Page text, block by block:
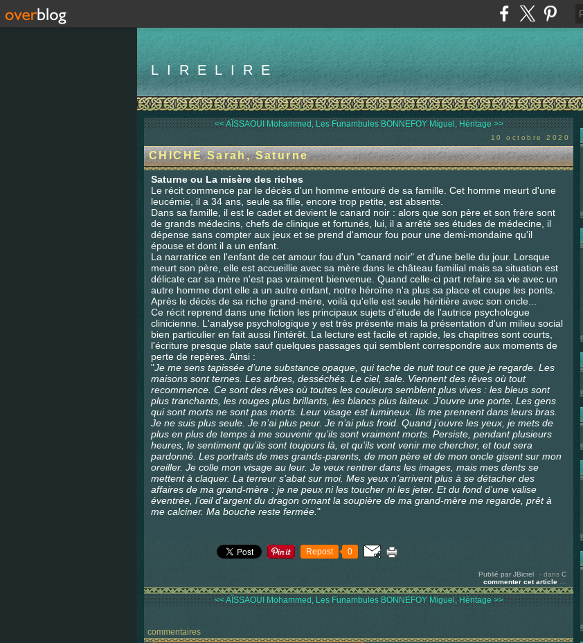
LIRELIRE
<< AÏSSAOUI Mohammed, Les Funambules BONNEFOY Miguel, Héritage >>
10 octobre 2020
CHICHE Sarah, Saturne
Saturne ou La misère des riches
Le récit commence par le décès d'un homme entouré de sa famille. Cet homme meurt d'une
leucémie, il a 34 ans, seule sa fille, encore trop petite, est absente.
Dans sa famille, il est le cadet et devient le canard noir : alors que son père et son frère sont
de grands médecins, chefs de clinique et fortunés, lui, il a arrêté ses études de médecine, il
dépense sans compter aux jeux et se prend d'amour fou pour une demi-mondaine qu'il
épouse et dont il a un enfant.
La narratrice en l'enfant de cet amour fou d'un "canard noir" et d'une belle du jour. Lorsque
meurt son père, elle est accueillie avec sa mère dans le château familial mais sa situation est
délicate car sa mère n'est pas vraiment bienvenue. Quand celle-ci part refaire sa vie avec un
autre homme dont elle a un autre enfant, notre héroïne n'a plus sa place et coupe les ponts.
Après le décès de sa riche grand-mère, voilà qu'elle est seule héritière avec son oncle...
Ce récit reprend dans une fiction les principaux sujets d'étude de l'autrice psychologue
clinicienne. L'analyse psychologique y est très présente mais la présentation d'un milieu social
bien particulier en fait aussi l'intérêt. La lecture est facile et rapide, les chapitres sont courts,
l'écriture presque plate sauf quelques passages qui semblent correspondre aux moments de
perte de repères. Ainsi :
"Je me sens tapissée d’une substance opaque, qui tache de nuit tout ce que je regarde. Les
maisons sont ternes. Les arbres, desséchés. Le ciel, sale. Viennent des rêves où tout
recommence. Ce sont des rêves où toutes les couleurs semblent plus vives : les bleus sont
plus tranchants, les rouges plus brillants, les blancs plus laiteux. J’ouvre une porte. Les gens
qui sont morts ne sont pas morts. Leur visage est lumineux. Ils me prennent dans leurs bras.
Je ne suis plus seule. Je n’ai plus peur. Je n’ai plus froid. Quand j’ouvre les yeux, je mets de
plus en plus de temps à me souvenir qu’ils sont vraiment morts. Persiste, pendant plusieurs
heures, le sentiment qu’ils sont toujours là, et qu’ils vont venir me chercher, et tout sera
pardonné. Les portraits de mes grands-parents, de mon père et de mon oncle gisent sur mon
oreiller. Je colle mon visage au leur. Je veux rentrer dans les images, mais mes dents se
mettent à claquer. La terreur s’abat sur moi. Mes yeux n’arrivent plus à se détacher des
affaires de ma grand-mère : je ne peux ni les toucher ni les jeter. Et du fond d’une valise
éventrée, l’œil d’argent du dragon ornant la soupière de ma grand-mère me regarde, prêt à
me calciner. Ma bouche reste fermée. "
Repost 0
Publié par JBicrel - dans C
commenter cet article
<< AÏSSAOUI Mohammed, Les Funambules BONNEFOY Miguel, Héritage >>
commentaires